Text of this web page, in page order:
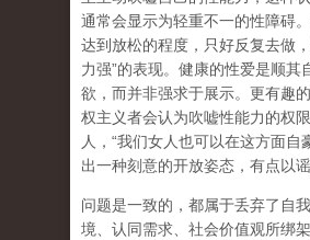
通常会显示为轻重不一的性障碍
达到放松的程度，只好反复去做
力强”的表现。健康的性爱是顺其
欲，而并非强求于展示。更有趣
权主义者会认为吹嘘性能力的权
人， “我们女人也可以在这方面自
出一种刻意的开放姿态，有点以谣
问题是一致的，都属于丢弃了自
境、认同需求、社会价值观所绑